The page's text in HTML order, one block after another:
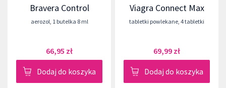
Bravera Control
aerozol, 1 butelka 8 ml
66,95 zł
Dodaj do koszyka
Viagra Connect Max
tabletki powlekane, 4 tabletki
69,99 zł
Dodaj do koszyka